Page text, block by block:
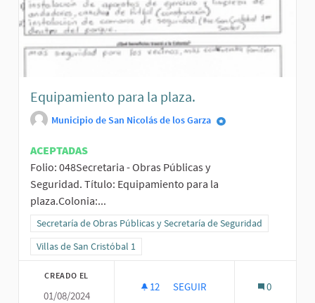
Equipamiento para la plaza.
Municipio de San Nicolás de los Garza
ACEPTADAS
Folio: 048Secretaria - Obras Públicas y
Seguridad. Título: Equipamiento para la
plaza.Colonia:...
Resultados al filtrar por la categoría: Secretaría de Obras Públicas
Secretaría de Obras Públicas y Secretaría de Seguridad
Resultados al filtrar por el ámbito: Villas de San Cristóbal 1
Villas de San Cristóbal 1
CREADO EL
01/08/2024
12 12 SEGUIDORAS
SEGUIR 0